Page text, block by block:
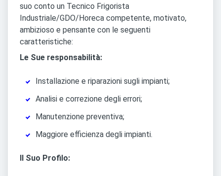
suo conto un Tecnico Frigorista
Industriale/GDO/Horeca competente, motivato,
ambizioso e pensante con le seguenti
caratteristiche:
Le Sue responsabilità:
Installazione e riparazioni sugli impianti;
Analisi e correzione degli errori;
Manutenzione preventiva;
Maggiore efficienza degli impianti.
Il Suo Profilo: